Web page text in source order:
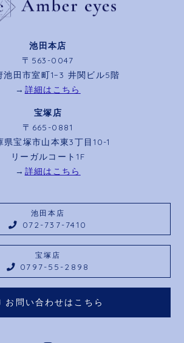
池田本店
〒563-0047
池田市室町1−3 井関ビル5階
→ 詳細はこちら
宝塚店
〒665-0881
県宝塚市山本東3丁目10-1
リーガルコート1F
→ 詳細はこちら
池田本店
072-737-7410
宝塚店
0797-55-2898
お問い合わせはこちら